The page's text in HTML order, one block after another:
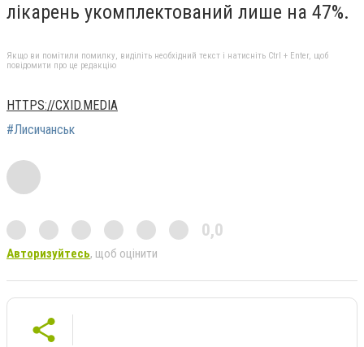
лікарень укомплектований лише на 47%.
Якщо ви помітили помилку, виділіть необхідний текст і натисніть Ctrl + Enter, щоб
повідомити про це редакцію
HTTPS://CXID.MEDIA
#Лисичанськ
0,0
Авторизуйтесь, щоб оцінити